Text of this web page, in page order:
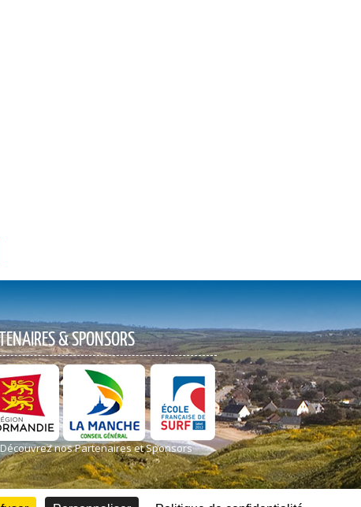
& SPONSORS
Découvrez nos Partenaires et Sponsors